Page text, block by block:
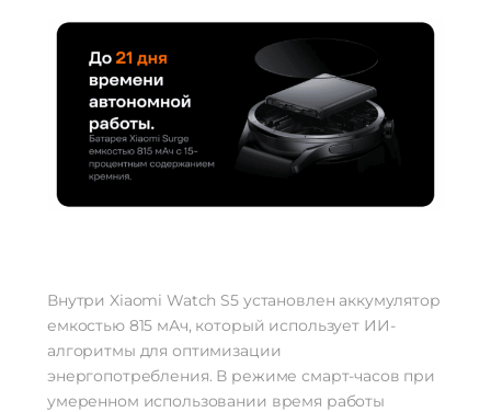
Внутри Xiaomi Watch S5 установлен аккумулятор
емкостью 815 мАч, который использует ИИ-
алгоритмы для оптимизации
энергопотребления. В режиме смарт-часов при
умеренном использовании время работы